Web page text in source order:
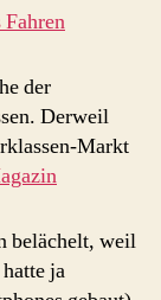
der
Derweil
Markt
belächelt, weil
ja